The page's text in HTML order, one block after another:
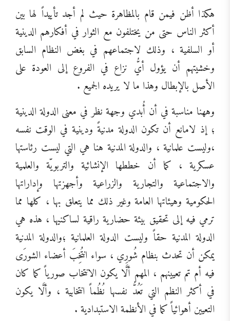
هكذا أظن فيمن قام بالمظاهرة حيث لم أجد تأييداً لها بين
أكثر الناس حتى من يختلفون مع الثوار في أفكارهم الدينية
أو السلفية ، وذلك لاجتماعهم في بغض النظام السابق
وخشيتهم أن يؤول أيُّ نزاع في الفروع إلى العودة على
الأصل بالإبطال وهذا ما لا يريده الجميع .
وههنا مناسبة في أن أُبدي وجهة نظر في معنى الدولة الدينية
؛ إذ لامانع أن تكون الدولة مدنيةً ودينية في الوقت نفسه
،وليست علمانية ، والدولة المدنية هنا هي التي ليست رئاستها
عسكرية ، كما أن خططها الإنشائية والتربويّة والعلمية
والاجتماعية والتجارية والزراعية وأجهزتها وإداراتها
الحكومية وهيئاتها العامة وغير ذلك مما يتعلق بها ، كلها مما
ترمي فيه إلى تحقيق بيئة حضارية راقية لساكنيها ، هذه هي
الدولة المدنية حقاً وليست الدولة العلمانية ؛والدولة المدنية
يمكن أن تحدث بنظام شُورِي ، سواء انتُخِبَ أعضاء الشورَى
فيه أم تم تعيينهم ، المهم ألَّا يكون الانتخاب صورياً كما كان
في أكثر النظم التي تَعُدُّ نفسها نُظُماً انتخابية ، وألَّا يكون
التعيين أهوائياً كما في الأنظمة الاستبدادية .